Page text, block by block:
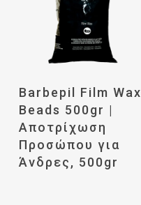
Διαβάστε
Περισσότερα
Barbepil Film Wax
Beads 500gr |
Αποτρίχωση
Προσώπου για
Άνδρες, 500gr